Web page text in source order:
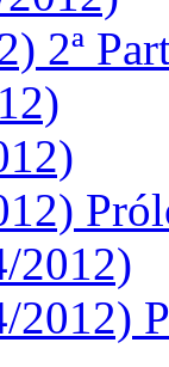
2ª
2012)
2012)